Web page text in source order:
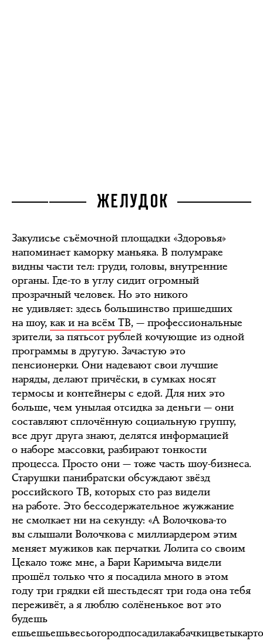
ЖЕЛУДОК
Закулисье съёмочной площадки «Здоровья»
напоминает каморку маньяка. В полумраке
видны части тел: груди, головы, внутренние
органы. Где-то в углу сидит огромный
прозрачный человек. Но это никого
не удивляет: здесь большинство пришедших
на шоу, как и на всём ТВ, — профессиональные
зрители, за пятьсот рублей кочующие из одной
программы в другую. Зачастую это
пенсионерки. Они надевают свои лучшие
наряды, делают причёски, в сумках носят
термосы и контейнеры с едой. Для них это
больше, чем унылая отсидка за деньги — они
составляют сплочённую социальную группу,
все друг друга знают, делятся информацией
о наборе массовки, разбирают тонкости
процесса. Просто они — тоже часть шоу-бизнеса.
Старушки панибратски обсуждают звёзд
российского ТВ, которых сто раз видели
на работе. Это бессодержательное жужжание
не смолкает ни на секунду: «А Волочкова-то
вы слышали Волочкова с миллиардером этим
меняет мужиков как перчатки. Лолита со своим
Цекало тоже мне, а Бари Каримыча видели
прошёл только что я посадила много в этом
году три грядки ей шестьдесят три года она тебя
переживёт, а я люблю солёненькое вот это
будешь